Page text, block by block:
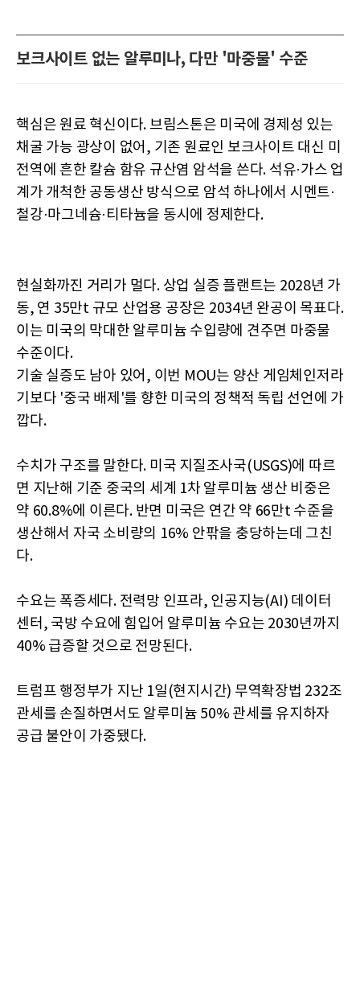
보크사이트 없는 알루미나, 다만 '마중물' 수준
핵심은 원료 혁신이다. 브림스톤은 미국에 경제성 있는
채굴 가능 광상이 없어, 기존 원료인 보크사이트 대신 미
전역에 흔한 칼슘 함유 규산염 암석을 쓴다. 석유·가스 업
계가 개척한 공동생산 방식으로 암석 하나에서 시멘트·
철강·마그네슘·티타늄을 동시에 정제한다.
현실화까진 거리가 멀다. 상업 실증 플랜트는 2028년 가
동, 연 35만t 규모 산업용 공장은 2034년 완공이 목표다.
이는 미국의 막대한 알루미늄 수입량에 견주면 마중물
수준이다.
기술 실증도 남아 있어, 이번 MOU는 양산 게임체인저라
기보다 '중국 배제'를 향한 미국의 정책적 독립 선언에 가
깝다.
수치가 구조를 말한다. 미국 지질조사국(USGS)에 따르
면 지난해 기준 중국의 세계 1차 알루미늄 생산 비중은
약 60.8%에 이른다. 반면 미국은 연간 약 66만t 수준을
생산해서 자국 소비량의 16% 안팎을 충당하는데 그친
다.
수요는 폭증세다. 전력망 인프라, 인공지능(AI) 데이터
센터, 국방 수요에 힘입어 알루미늄 수요는 2030년까지
40% 급증할 것으로 전망된다.
트럼프 행정부가 지난 1일(현지시간) 무역확장법 232조
관세를 손질하면서도 알루미늄 50% 관세를 유지하자
공급 불안이 가중됐다.